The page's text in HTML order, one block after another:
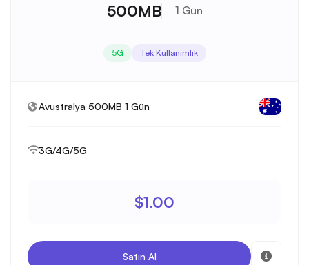
500MB 1 Gün
5G Tek Kullanımlık
Avustralya 500MB 1 Gün
3G/4G/5G
$1.00
Satın Al